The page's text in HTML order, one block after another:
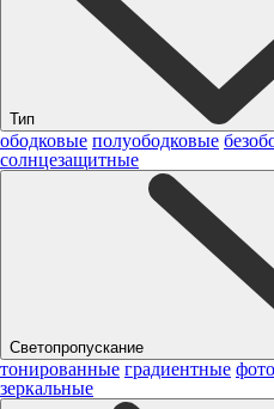
Тип
ободковые полуободковые
солнцезащитные
Светопропускание
тонированные градиентные
зеркальные